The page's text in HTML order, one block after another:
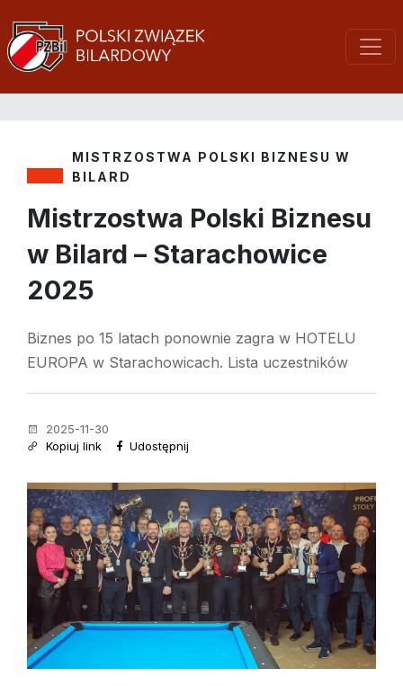
MISTRZOSTWA POLSKI BIZNESU W
BILARD
Mistrzostwa Polski Biznesu
w Bilard – Starachowice
2025
Biznes po 15 latach ponownie zagra w HOTELU
EUROPA w Starachowicach. Lista uczestników
2025-11-30
Kopiuj link
Udostępnij